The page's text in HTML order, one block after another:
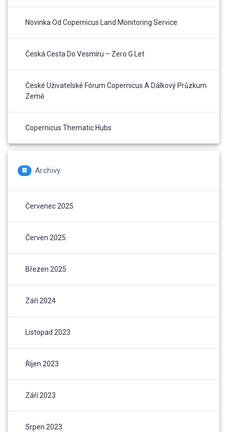
Novinka Od Copernicus Land Monitoring Service
Česká Cesta Do Vesmíru – Zero G Let
České Uživatelské Fórum Copernicus A Dálkový Průzkum
Země
Copernicus Thematic Hubs
Archivy
Červenec 2025
Červen 2025
Březen 2025
Září 2024
Listopad 2023
Říjen 2023
Září 2023
Srpen 2023